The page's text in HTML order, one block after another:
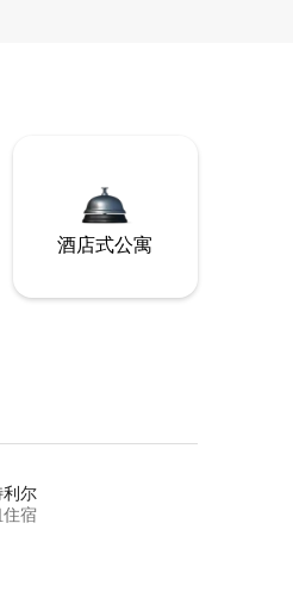
酒店式公寓
尔
住宿